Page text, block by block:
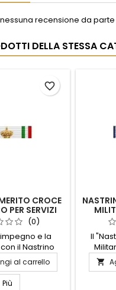
recensione da parte
DELLA STESSA
CROCE
PER SERVIZI
(0)
e la
il Nastrino
Rossa Oro per
Questo
è
al carrello
Più
favorite_border
Il
